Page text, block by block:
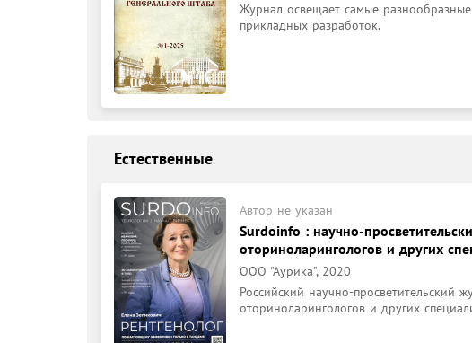
Журнал освещает самые
прикладных разработок.
Естественные
Автор не указан
Surdoinfo : научно-
оториноларингологов и других
ООО "Аурика", 2020
Российский научно-просветительский
оториноларингологов и других